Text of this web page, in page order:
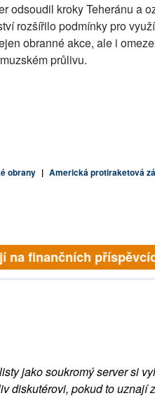
odsoudil kroky Teheránu a
rozšířilo podmínky pro
obranné akce, ale i
průlivu.
obrany | Americká protiraketová
finančních příspěvcích
jako soukromý server si
diskutérovi, pokud to uznají